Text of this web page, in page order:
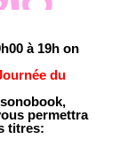
à 19h on
du
permettra
titres: